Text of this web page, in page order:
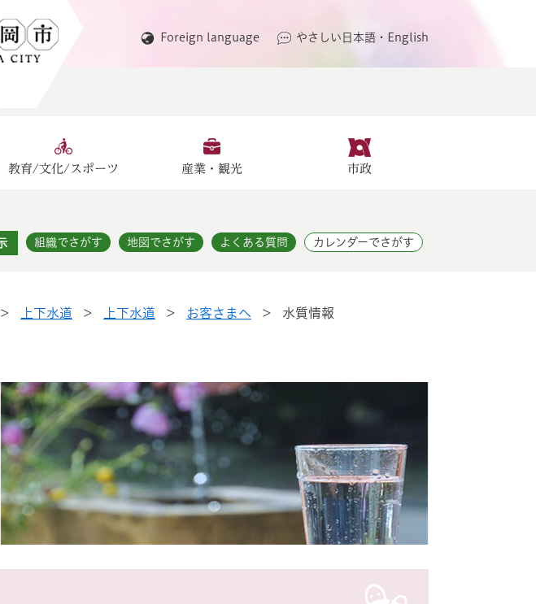
Foreign language やさしい日本語・English
教育/文化/スポーツ 産業・観光 市政
組織でさがす 地図でさがす よくある質問 カレンダーでさがす
> 上下水道 > 上下水道 > お客さまへ > 水質情報